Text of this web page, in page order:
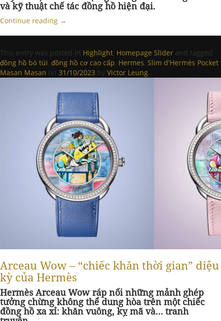
và kỹ thuật chế tác đồng hồ hiện đại.
Continue reading →
This entry was posted in Highlight, Homepage Slider and tagged
đồng hồ bỏ túi, đồng hồ cơ cao cấp, Hermes, Slim d'Hermès Pocket
Masan Masan on 31/10/2023 by Victor Leung.
Arceau Wow – “chiếc khăn thời gian” diệu
kỳ của Hermès
Hermès Arceau Wow ráp nối những mảnh ghép
tưởng chừng không thể dung hòa trên một chiếc
đồng hồ xa xỉ: khăn vuông, kỵ mã và… tranh